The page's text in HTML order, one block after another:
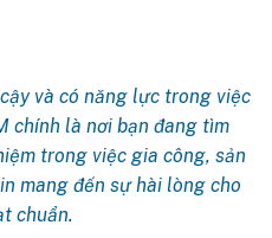
và có năng lực trong việc
chính là nơi bạn đang tìm
trong việc gia công, sản
mang đến sự hài lòng cho
chuẩn.